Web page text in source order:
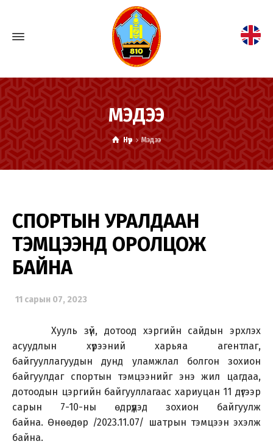
МЭДЭЭ
Нүүр Мэдээ
СПОРТЫН УРАЛДААН
ТЭМЦЭЭНД ОРОЛЦОЖ
БАЙНА
11 сарын 07, 2023
Хууль зүй, дотоод хэргийн сайдын эрхлэх
асуудлын хүрээний харьяа агентлаг,
байгууллагуудын дунд уламжлал болгон зохион
байгуулдаг спортын тэмцээнийг энэ жил цагдаа,
дотоодын цэргийн байгууллагаас хариуцан 11 дүгээр
сарын 7-10-ны өдрүүдэд зохион байгуулж
байна. Өнөөдөр /2023.11.07/ шатрын тэмцээн эхэлж
байна.